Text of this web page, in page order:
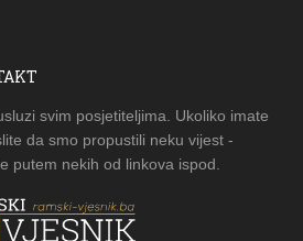
svim posjetiteljima. Ukoliko imate
da smo propustili neku vijest -
putem nekih od linkova ispod.